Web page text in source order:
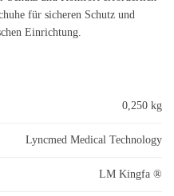
für sicheren Schutz und
Einrichtung.
0,250 kg
Lyncmed Medical Technology
LM Kingfa ®